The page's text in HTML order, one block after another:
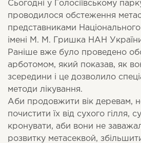
Сьогодні у Голосіївському
проводилося обстеження
представниками
імені М. М. Гришка НАН
Раніше вже було проведено
арботомом, який показав, як
зсередини і це дозволило
методи лікування.
Аби продовжити вік деревам,
почистити їх від сухого гілля,
кронувати, аби вони не
розвитку метасеквой,